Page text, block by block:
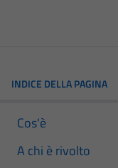
INDICE DELLA PAGINA
Cos'è
A chi è rivolto